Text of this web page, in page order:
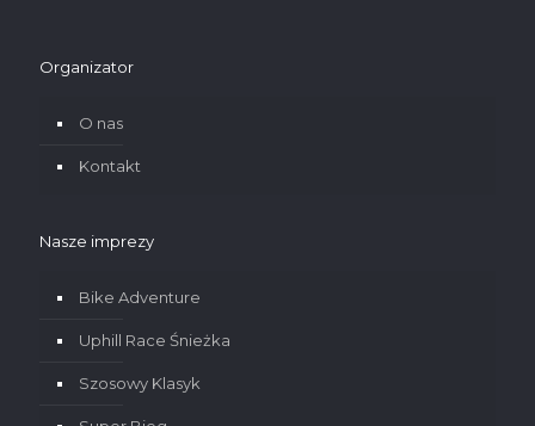
Organizator
O nas
Kontakt
Nasze imprezy
Bike Adventure
Uphill Race Śnieżka
Szosowy Klasyk